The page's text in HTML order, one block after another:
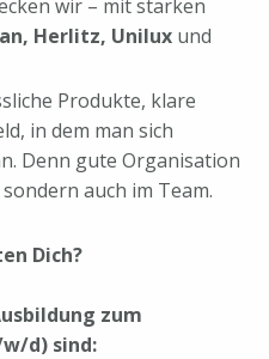
wir – mit starken
Herlitz, Unilux und
Produkte, klare
in dem man sich
Denn gute Organisation
auch im Team.
Dich?
zum
d) sind: